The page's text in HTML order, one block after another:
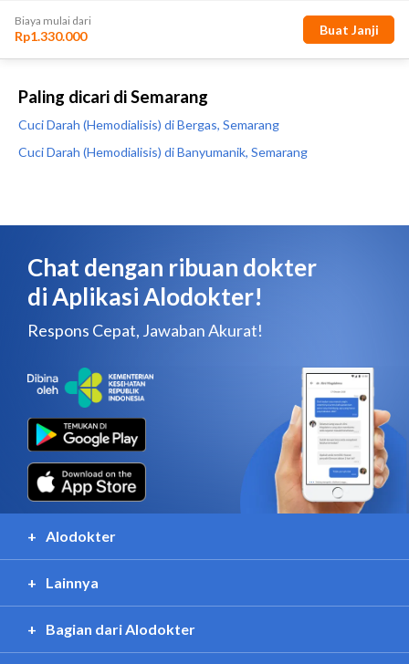
Paling dicari di Semarang
Cuci Darah (Hemodialisis) di Bergas, Semarang
Cuci Darah (Hemodialisis) di Banyumanik, Semarang